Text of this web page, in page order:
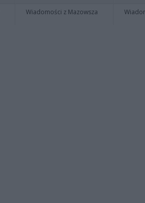
Wiadomości z Mazowsza